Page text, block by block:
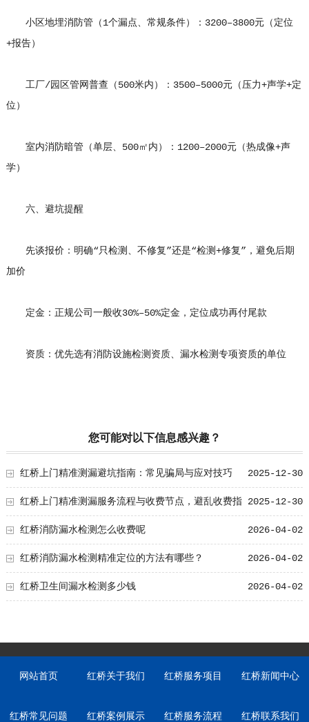
小区地埋消防管（1个漏点、常规条件）：3200–3800元（定位
+报告）
工厂/园区管网普查（500米内）：3500–5000元（压力+声学+定
位）
室内消防暗管（单层、500㎡内）：1200–2000元（热成像+声
学）
六、避坑提醒
先谈报价：明确“只检测、不修复”还是“检测+修复”，避免后期
加价
定金：正规公司一般收30%–50%定金，定位成功再付尾款
资质：优先选有消防设施检测资质、漏水检测专项资质的单位
您可能对以下信息感兴趣？
2025-12-30
红桥上门精准测漏避坑指南：常见骗局与应对技巧
2025-12-30
红桥上门精准测漏服务流程与收费节点，避乱收费指
南 2026-04-02
红桥消防漏水检测怎么收费呢
2026-04-02
红桥消防漏水检测精准定位的方法有哪些？
2026-04-02
红桥卫生间漏水检测多少钱
网站首页 红桥关于我们 红桥服务项目 红桥新闻中心
红桥常见问题 红桥案例展示 红桥服务流程 红桥联系我们